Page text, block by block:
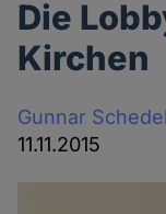
Die
Kirchen
Gunnar Schedel
11.11.2015